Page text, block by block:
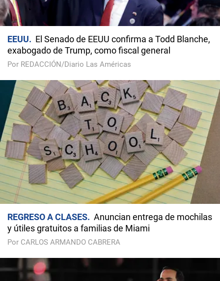
EEUU
El Senado de EEUU confirma a Todd Blanche,
exabogado de Trump, como fiscal general
Por REDACCIÓN/Diario Las Américas
REGRESO A CLASES
Anuncian entrega de mochilas
y útiles gratuitos a familias de Miami
Por CARLOS ARMANDO CABRERA